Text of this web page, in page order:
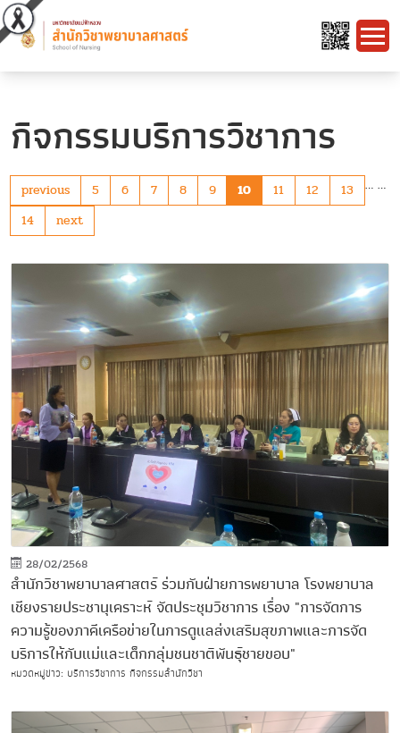
กิจกรรมบริการวิชาการ
previous …
5 6 7 8 9 10 11 12
13
14
…
next
28/02/2568
สำนักวิชาพยาบาลศาสตร์ ร่วมกับฝ่ายการพยาบาล โรงพยาบาล
เชียงรายประชานุเคราะห์ จัดประชุมวิชาการ เรื่อง "การจัดการ
ความรู้ของภาคีเครือข่ายในการดูแลส่งเสริมสุขภาพและการจัด
บริการให้กับแม่และเด็กกลุ่มชนชาติพันธุ์ชายขอบ"
หมวดหมู่ข่าว: บริการวิชาการ กิจกรรมสำนักวิชา